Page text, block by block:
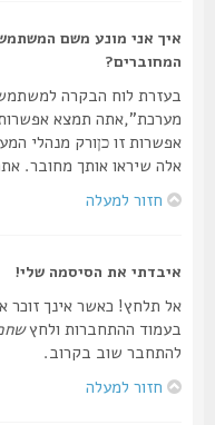
איך אני מונע משם המשתמש
המחוברים?
בעזרת לוח הבקרה למשתמש,
מערכת”,אתה תמצא אפשרות
אפשרות זוכןורק מנהלי המערכת,
אלה שיראו אותך מחובר. אתה
חזור למעלה
איבדתי את הסיסמה שלי!
אל תלחץ! כאשר אינך זוכר את
בעמוד ההתחברות ולחץשחכתי
להתחבר שוב בקרוב.
חזור למעלה